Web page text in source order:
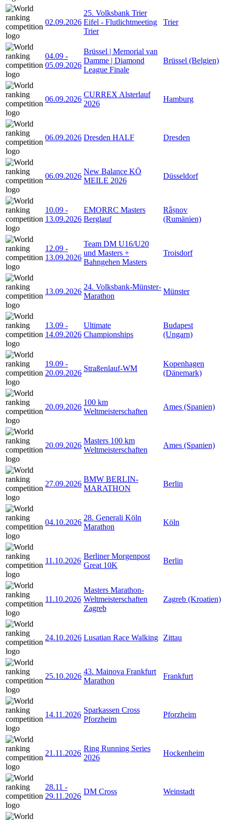
02.09.2026
25. Volksbank Trier
Eifel - Flutlichtmeeting
Trier
Trier
04.09 -
05.09.2026
Brüssel | Memorial van
Damme | Diamond
League Finale
Brüssel (Belgien)
06.09.2026
CURREX Alsterlauf
2026
Hamburg
06.09.2026 Dresden HALF Dresden
06.09.2026
New Balance KÖ
MEILE 2026
Düsseldorf
10.09 -
13.09.2026
EMORRC Masters
Berglauf
Râșnov
(Rumänien)
12.09 -
13.09.2026
Team DM U16/U20
und Masters +
Bahngehen Masters
Troisdorf
13.09.2026
24. Volksbank-Münster-
Marathon
Münster
13.09 -
14.09.2026
Ultimate
Championships
Budapest
(Ungarn)
19.09 -
20.09.2026
Straßenlauf-WM
Kopenhagen
(Dänemark)
20.09.2026
100 km
Weltmeisterschaften
Ames (Spanien)
20.09.2026
Masters 100 km
Weltmeisterschaften
Ames (Spanien)
27.09.2026
BMW BERLIN-
MARATHON
Berlin
04.10.2026
28. Generali Köln
Marathon
Köln
11.10.2026
Berliner Morgenpost
Great 10K
Berlin
11.10.2026
Masters Marathon-
Weltmeisterschaften
Zagreb
Zagreb (Kroatien)
24.10.2026 Lusatian Race Walking Zittau
25.10.2026
43. Mainova Frankfurt
Marathon
Frankfurt
14.11.2026
Sparkassen Cross
Pforzheim
Pforzheim
21.11.2026
Ring Running Series
2026
Hockenheim
28.11 -
29.11.2026
DM Cross Weinstadt